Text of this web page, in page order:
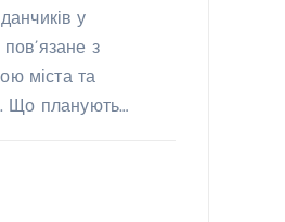
у
з
міста та
Що планують…